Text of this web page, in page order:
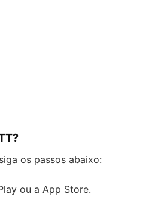
os passos abaixo:
ou a App Store.